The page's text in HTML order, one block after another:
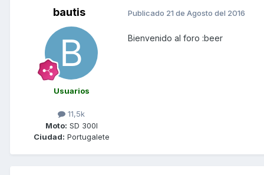
bautis
Usuarios
11,5k
Moto: SD 300I
Ciudad: Portugalete
Publicado 21 de Agosto del 2016
Bienvenido al foro :beer